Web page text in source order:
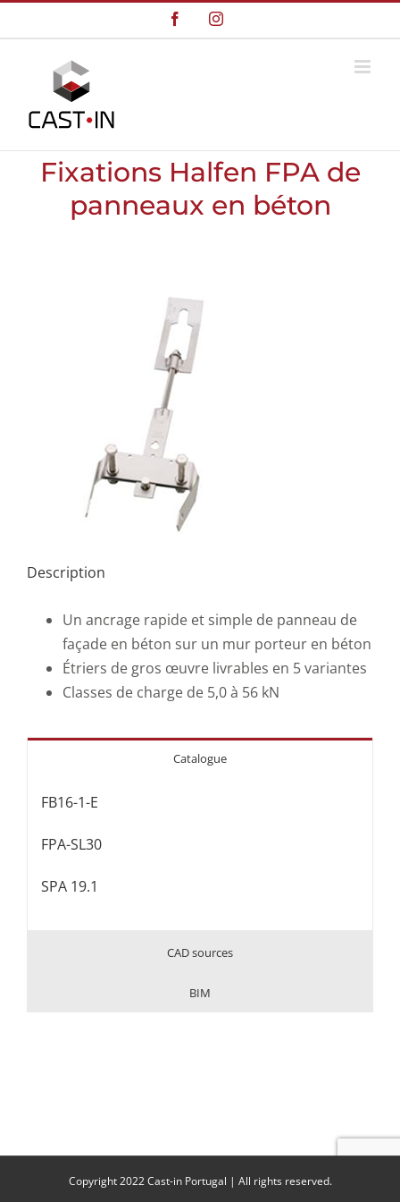
to
FacebookInstagram
Fixations Halfen FPA de
panneaux en béton
Description
Un ancrage rapide et simple de panneau de
façade en béton sur un mur porteur en béton
Étriers de gros œuvre livrables en 5 variantes
Classes de charge de 5,0 à 56 kN
Catalogue
FB16-1-E
FPA-SL30
SPA 19.1
CAD sources
BIM
Copyright 2022 Cast-in Portugal | All rights reserved.